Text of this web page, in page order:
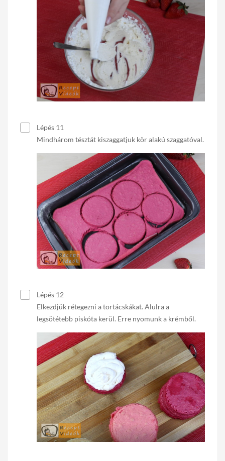
Lépés 11
Mindhárom tésztát kiszaggatjuk kör alakú szaggatóval.
Lépés 12
Elkezdjük rétegezni a tortácskákat. Alulra a
legsötétebb piskóta kerül. Erre nyomunk a krémből.